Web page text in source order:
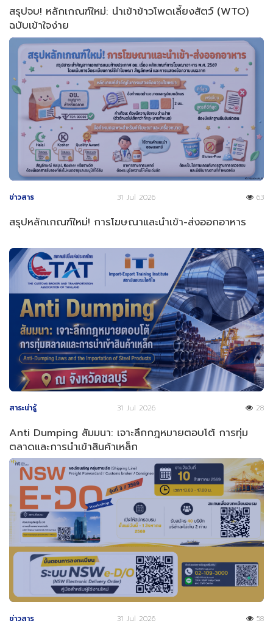
สรุปจบ! หลักเกณฑ์ใหม่: นำเข้าข้าวโพดเลี้ยงสัตว์ (WTO)
ฉบับเข้าใจง่าย
ข่าวสาร 31 Jul 2026 63
สรุปหลักเกณฑ์ใหม่! การโฆษณาและนำเข้า-ส่งออกอาหาร
สาระน่ารู้ 31 Jul 2026 28
Anti Dumping สัมมนา: เจาะลึกกฎหมายตอบโต้ การทุ่ม
ตลาดและการนำเข้าสินค้าเหล็ก
ข่าวสาร 31 Jul 2026 58